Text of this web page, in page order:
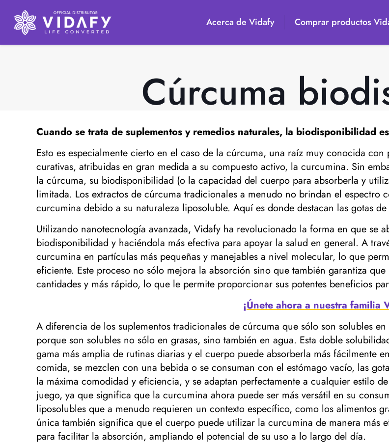
Acerca de Vidafy Comprar productos
Cúrcuma
Cuando se trata de suplementos y remedios naturales, la biodisponibilidad
Esto es especialmente cierto en el caso de la cúrcuma, una raíz muy conocida
curativas, atribuidas en gran medida a su compuesto activo, la curcumina. Sin
la cúrcuma, su biodisponibilidad (o la capacidad del cuerpo para absorberla y
limitada. Los extractos de cúrcuma tradicionales a menudo no brindan el
curcumina debido a su naturaleza liposoluble. Aquí es donde destacan las gotas
Utilizando nanotecnología avanzada, Vidafy ha revolucionado la forma en que se
biodisponibilidad y haciéndola más efectiva para apoyar la salud en general. A
curcumina en partículas más pequeñas y manejables a nivel molecular, lo que
eficiente. Este proceso no sólo mejora la absorción sino que también garantiza
cantidades y más rápido, lo que le permite proporcionar sus potentes beneficios
¡Únete ahora a nuestra familia
A diferencia de los suplementos tradicionales de cúrcuma que sólo son solubles
porque son solubles no sólo en grasas, sino también en agua. Esta doble
gama más amplia de rutinas diarias y el cuerpo puede absorberla más fácilmente
comida, se mezclen con una bebida o se consuman con el estómago vacío, las
la máxima comodidad y eficiencia, y se adaptan perfectamente a cualquier estilo
juego, ya que significa que la curcumina ahora puede ser más versátil en su
liposolubles que a menudo requieren un contexto específico, como los alimentos
única también significa que el cuerpo puede utilizar la curcumina de manera más
para facilitar la absorción, ampliando el potencial de su uso a lo largo del día.